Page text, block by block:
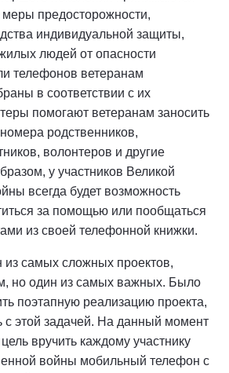
предосторожности,
индивидуальной защиты,
людей от опасности
телефонов ветеранам
в соответствии с их
помогают ветеранам заносить
родственников,
волонтеров и другие
у участников Великой
всегда будет возможность
за помощью или пообщаться
из своей телефонной книжки.
из самых сложных проектов,
но один из самых важных. Было
поэтапную реализацию проекта,
с этой задачей. На данный момент
вручить каждому участнику
войны мобильный телефон с